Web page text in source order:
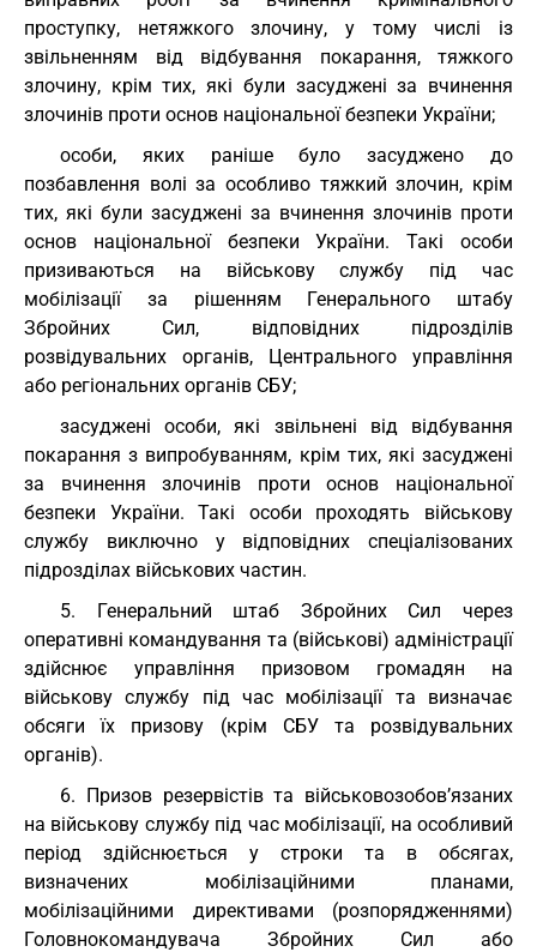
проступку, нетяжкого злочину, у тому числі із
звільненням від відбування покарання, тяжкого
злочину, крім тих, які були засуджені за вчинення
злочинів проти основ національної безпеки України;
особи, яких раніше було засуджено до
позбавлення волі за особливо тяжкий злочин, крім
тих, які були засуджені за вчинення злочинів проти
основ національної безпеки України. Такі особи
призиваються на військову службу під час
мобілізації за рішенням Генерального штабу
Збройних Сил, відповідних підрозділів
розвідувальних органів, Центрального управління
або регіональних органів СБУ;
засуджені особи, які звільнені від відбування
покарання з випробуванням, крім тих, які засуджені
за вчинення злочинів проти основ національної
безпеки України. Такі особи проходять військову
службу виключно у відповідних спеціалізованих
підрозділах військових частин.
5. Генеральний штаб Збройних Сил через
оперативні командування та (військові) адміністрації
здійснює управління призовом громадян на
військову службу під час мобілізації та визначає
обсяги їх призову (крім СБУ та розвідувальних
органів).
6. Призов резервістів та військовозобов’язаних
на військову службу під час мобілізації, на особливий
період здійснюється у строки та в обсягах,
визначених мобілізаційними планами,
мобілізаційними директивами (розпорядженнями)
Головнокомандувача Збройних Сил або